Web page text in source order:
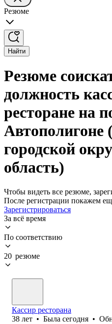
Резюме
Найти
Резюме
должность
ресторане на
Автополигоне
городской
область)
Чтобы видеть все резюме,
После регистрации покажем
Зарегистрироваться
За всё время
По соответствию
20 резюме
Кассир ресторана
38 лет • Была сегодня •